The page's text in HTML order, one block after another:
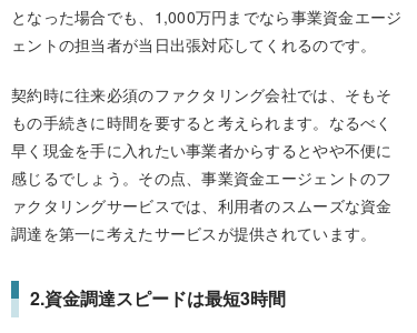
となった場合でも、1,000万円までなら事業資金エージ
ェントの担当者が当日出張対応してくれるのです。
契約時に往来必須のファクタリング会社では、そもそ
もの手続きに時間を要すると考えられます。なるべく
早く現金を手に入れたい事業者からするとやや不便に
感じるでしょう。その点、事業資金エージェントのフ
ァクタリングサービスでは、利用者のスムーズな資金
調達を第一に考えたサービスが提供されています。
2.資金調達スピードは最短3時間